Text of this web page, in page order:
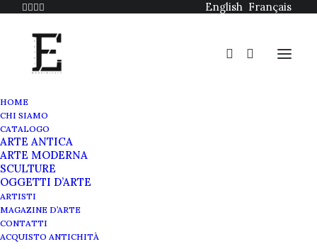
English Français
HOME
CHI SIAMO
CATALOGO
ARTE ANTICA
ARTE MODERNA
SCULTURE
OGGETTI D’ARTE
ARTISTI
MAGAZINE D’ARTE
CONTATTI
ACQUISTO ANTICHITÀ
Globo Terrestre
Columbus Erdglobus